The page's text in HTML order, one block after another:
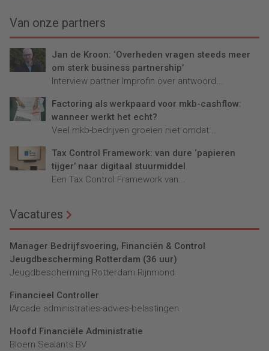
waarde van IT.
Van onze partners
Jan de Kroon: ‘Overheden vragen steeds meer
om sterk business partnership’
Interview partner Improfin over antwoord...
Factoring als werkpaard voor mkb-cashflow:
wanneer werkt het echt?
Veel mkb-bedrijven groeien niet omdat...
Tax Control Framework: van dure ‘papieren
tijger’ naar digitaal stuurmiddel
Een Tax Control Framework van...
Vacatures
Manager Bedrijfsvoering, Financiën & Control
Jeugdbescherming Rotterdam (36 uur)
Jeugdbescherming Rotterdam Rijnmond
Financieel Controller
lArcade administraties-advies-belastingen
Hoofd Financiële Administratie
Bloem Sealants BV